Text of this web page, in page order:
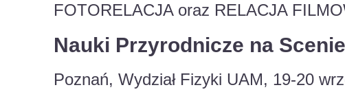
FOTORELACJA oraz RELACJA
Nauki Przyrodnicze na
Poznań, Wydział Fizyki UAM, 19-20